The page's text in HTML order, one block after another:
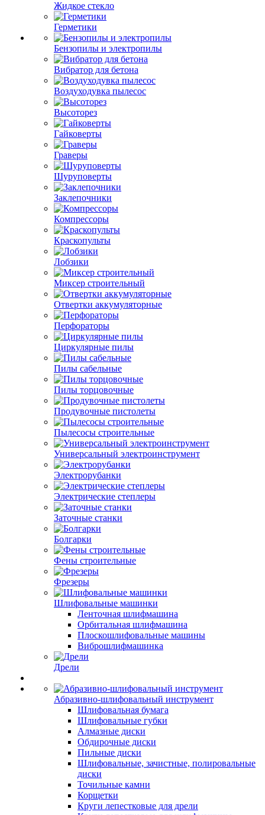
Жидкое стекло
Герметики
Бензопилы и электропилы
Вибратор для бетона
Воздуходувка пылесос
Высоторез
Гайковерты
Граверы
Шуруповерты
Заклепочники
Компрессоры
Краскопульты
Лобзики
Миксер строительный
Отвертки аккумуляторные
Перфораторы
Циркулярные пилы
Пилы сабельные
Пилы торцовочные
Продувочные пистолеты
Пылесосы строительные
Универсальный электроинструмент
Электрорубанки
Электрические степлеры
Заточные станки
Болгарки
Фены строительные
Фрезеры
Шлифовальные машинки
Ленточная шлифмашина
Орбитальная шлифмашина
Плоскошлифовальные машины
Виброшлифмашинка
Дрели
Абразивно-шлифовальный инструмент
Шлифовальная бумага
Шлифовальные губки
Алмазные диски
Обдирочные диски
Пильные диски
Шлифовальные, зачистные, полировальные
диски
Точильные камни
Корщетки
Круги лепестковые для дрели